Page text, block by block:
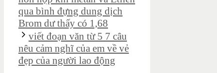
qua bình đựng dung dịch
Brom dư thấy có 1,68
viết đoạn văn từ 5 7 câu
nêu cảm nghĩ của em về vẻ
đẹp của người lao động